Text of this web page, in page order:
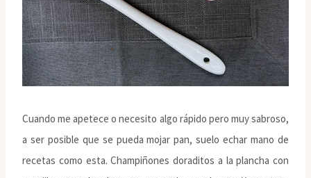
Cuando me apetece o necesito algo rápido pero muy sabroso,
a ser posible que se pueda mojar pan, suelo echar mano de
recetas como esta. Champiñones doraditos a la plancha con